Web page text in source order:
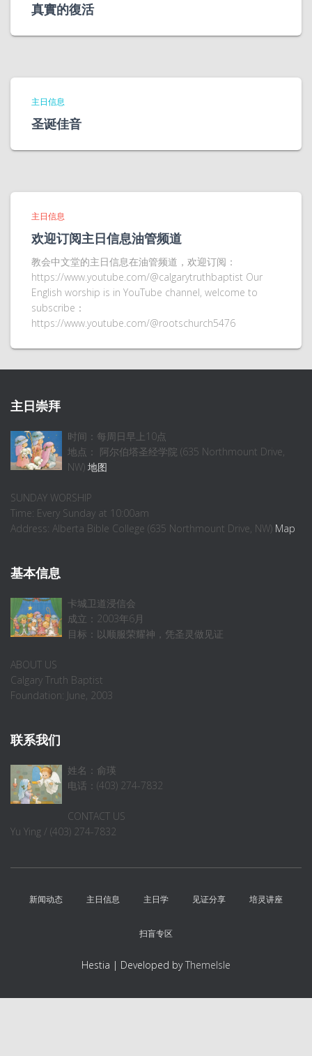
真實的復活
主日信息
圣诞佳音
主日信息
欢迎订阅主日信息油管频道
教会中文堂的主日信息在油管频道，欢迎订阅：
https://www.youtube.com/@calgarytruthbaptist Our
English worship is in YouTube channel, welcome to
subscribe：
https://www.youtube.com/@rootschurch5476
主日崇拜
时间：每周日早上10点
地点： 阿尔伯塔圣经学院 (635 Northmount Drive,
NW) 地图
SUNDAY WORSHIP
Time: Every Sunday at 10:00am
Address: Alberta Bible College (635 Northmount Drive, NW) Map
基本信息
卡城卫道浸信会
成立：2003年6月
目标：以顺服荣耀神，凭圣灵做见证
ABOUT US
Calgary Truth Baptist
Foundation: June, 2003
联系我们
姓名：俞瑛
电话：(403) 274-7832
CONTACT US
Yu Ying / (403) 274-7832
新闻动态 主日信息 主日学 见证分享 培灵讲座
扫盲专区
Hestia | Developed byThemeIsle